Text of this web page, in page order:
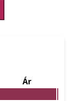
Ár